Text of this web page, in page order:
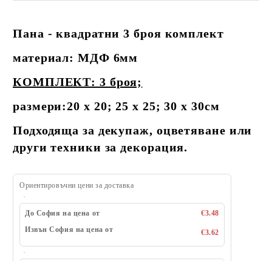
Пана - квадратни 3 броя комплект
материал: МДФ 6мм
КОМПЛЕКТ: 3 броя;
размери:20 х 20; 25 х 25; 30 х 30см
Подходяща за декупаж, оцветяване или
други техники за декорация.
Ориентировъчни цени за доставка
До София на цена от
€3.48
Извън София на цена от
€3.62